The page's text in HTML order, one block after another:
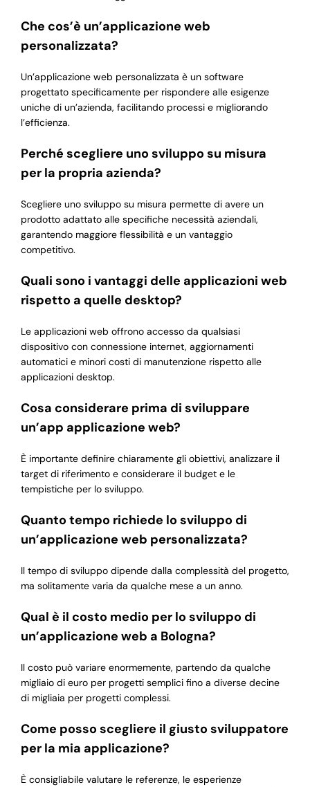
Che cos’è un’applicazione web
personalizzata?
Un’applicazione web personalizzata è un software
progettato specificamente per rispondere alle esigenze
uniche di un’azienda, facilitando processi e migliorando
l’efficienza.
Perché scegliere uno sviluppo su misura
per la propria azienda?
Scegliere uno sviluppo su misura permette di avere un
prodotto adattato alle specifiche necessità aziendali,
garantendo maggiore flessibilità e un vantaggio
competitivo.
Quali sono i vantaggi delle applicazioni web
rispetto a quelle desktop?
Le applicazioni web offrono accesso da qualsiasi
dispositivo con connessione internet, aggiornamenti
automatici e minori costi di manutenzione rispetto alle
applicazioni desktop.
Cosa considerare prima di sviluppare
un’app applicazione web?
È importante definire chiaramente gli obiettivi, analizzare il
target di riferimento e considerare il budget e le
tempistiche per lo sviluppo.
Quanto tempo richiede lo sviluppo di
un’applicazione web personalizzata?
Il tempo di sviluppo dipende dalla complessità del progetto,
ma solitamente varia da qualche mese a un anno.
Qual è il costo medio per lo sviluppo di
un’applicazione web a Bologna?
Il costo può variare enormemente, partendo da qualche
migliaio di euro per progetti semplici fino a diverse decine
di migliaia per progetti complessi.
Come posso scegliere il giusto sviluppatore
per la mia applicazione?
È consigliabile valutare le referenze, le esperienze